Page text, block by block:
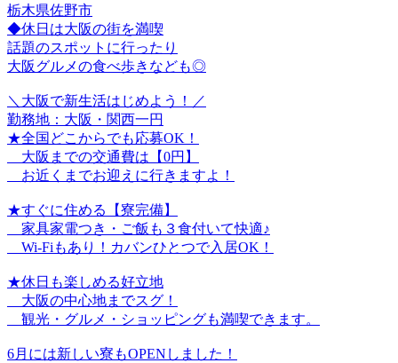
栃木県佐野市
◆休日は大阪の街を満喫
話題のスポットに行ったり
大阪グルメの食べ歩きなども◎
＼大阪で新生活はじめよう！／
勤務地：大阪・関西一円
★全国どこからでも応募OK！
大阪までの交通費は【0円】
お近くまでお迎えに行きますよ！
★すぐに住める【寮完備】
家具家電つき・ご飯も３食付いて快適♪
Wi-Fiもあり！カバンひとつで入居OK！
★休日も楽しめる好立地
大阪の中心地までスグ！
観光・グルメ・ショッピングも満喫できます。
6月には新しい寮もOPENしました！